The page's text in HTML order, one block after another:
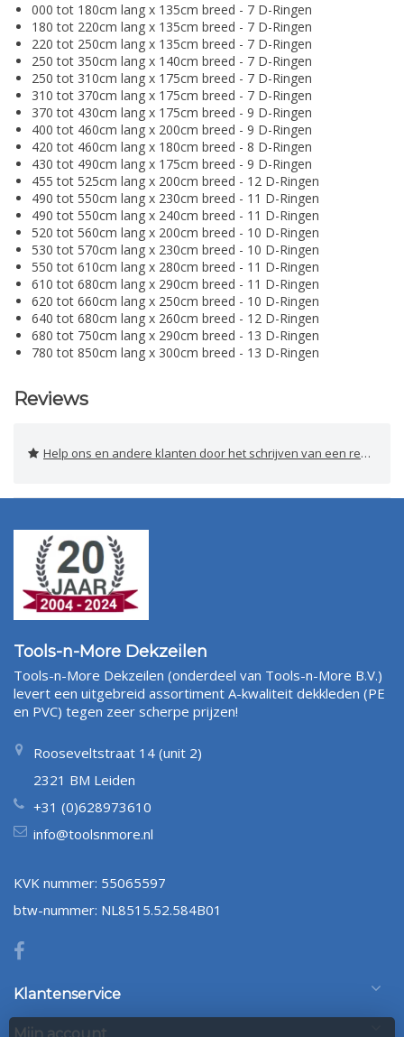
000 tot 180cm lang x 135cm breed - 7 D-Ringen
180 tot 220cm lang x 135cm breed - 7 D-Ringen
220 tot 250cm lang x 135cm breed - 7 D-Ringen
250 tot 350cm lang x 140cm breed - 7 D-Ringen
250 tot 310cm lang x 175cm breed - 7 D-Ringen
310 tot 370cm lang x 175cm breed - 7 D-Ringen
370 tot 430cm lang x 175cm breed - 9 D-Ringen
400 tot 460cm lang x 200cm breed - 9 D-Ringen
420 tot 460cm lang x 180cm breed - 8 D-Ringen
430 tot 490cm lang x 175cm breed - 9 D-Ringen
455 tot 525cm lang x 200cm breed - 12 D-Ringen
490 tot 550cm lang x 230cm breed - 11 D-Ringen
490 tot 550cm lang x 240cm breed - 11 D-Ringen
520 tot 560cm lang x 200cm breed - 10 D-Ringen
530 tot 570cm lang x 230cm breed - 10 D-Ringen
550 tot 610cm lang x 280cm breed - 11 D-Ringen
610 tot 680cm lang x 290cm breed - 11 D-Ringen
620 tot 660cm lang x 250cm breed - 10 D-Ringen
640 tot 680cm lang x 260cm breed - 12 D-Ringen
680 tot 750cm lang x 290cm breed - 13 D-Ringen
780 tot 850cm lang x 300cm breed - 13 D-Ringen
Reviews
Help ons en andere klanten door het schrijven van een review
Tools-n-More Dekzeilen
Tools-n-More Dekzeilen (onderdeel van Tools-n-More B.V.)
levert een uitgebreid assortiment A-kwaliteit dekkleden (PE
en PVC) tegen zeer scherpe prijzen!
Rooseveltstraat 14 (unit 2)
2321 BM Leiden
+31 (0)628973610
info@toolsnmore.nl
KVK nummer: 55065597
btw-nummer: NL8515.52.584B01
Klantenservice
Mijn account